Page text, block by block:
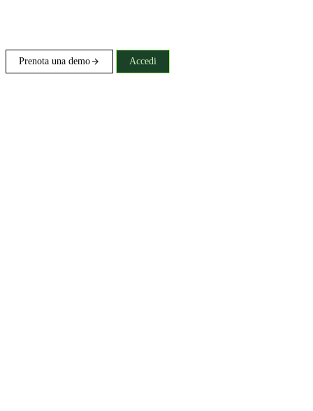
Prenota una demo Accedi